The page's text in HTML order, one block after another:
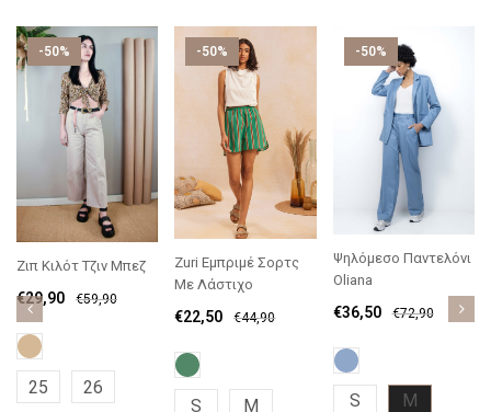
-50%
Ζιπ Κιλότ Τζιν Μπεζ
€59,90
€29,90
25 26
-50%
Zuri Εμπριμέ Σορτς
Με Λάστιχο
€44,90
€22,50
S M
-50%
Ψηλόμεσο Παντελόνι
Oliana
€72,90
€36,50
S M